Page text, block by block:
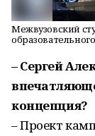
Межвузовский
– Сергей
концепция?
– Проект